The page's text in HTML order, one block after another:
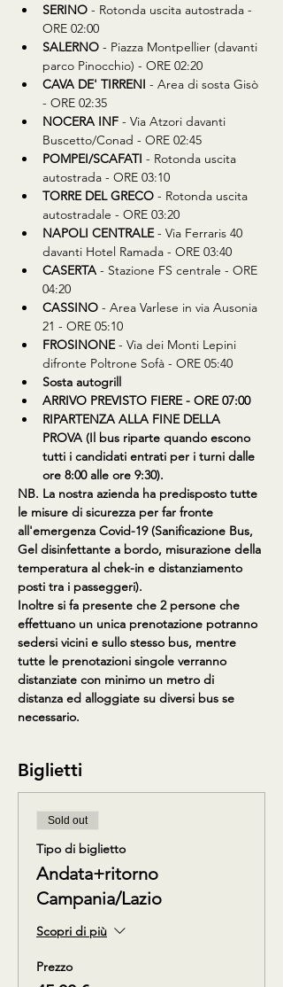
SERINO - Rotonda uscita autostrada -
ORE 02:00
SALERNO - Piazza Montpellier (davanti
parco Pinocchio) - ORE 02:20
CAVA DE' TIRRENI - Area di sosta Gisò
- ORE 02:35
NOCERA INF - Via Atzori davanti
Buscetto/Conad - ORE 02:45
POMPEI/SCAFATI - Rotonda uscita
autostrada - ORE 03:10
TORRE DEL GRECO - Rotonda uscita
autostradale - ORE 03:20
NAPOLI CENTRALE - Via Ferraris 40
davanti Hotel Ramada - ORE 03:40
CASERTA - Stazione FS centrale - ORE
04:20
CASSINO - Area Varlese in via Ausonia
21 - ORE 05:10
FROSINONE - Via dei Monti Lepini
difronte Poltrone Sofà - ORE 05:40
Sosta autogrill
ARRIVO PREVISTO FIERE - ORE 07:00
RIPARTENZA ALLA FINE DELLA
PROVA (Il bus riparte quando escono
tutti i candidati entrati per i turni dalle
ore 8:00 alle ore 9:30).
NB. La nostra azienda ha predisposto tutte
le misure di sicurezza per far fronte
all'emergenza Covid-19 (Sanificazione Bus,
Gel disinfettante a bordo, misurazione della
temperatura al chek-in e distanziamento
posti tra i passeggeri).
Inoltre si fa presente che 2 persone che
effettuano un unica prenotazione potranno
sedersi vicini e sullo stesso bus, mentre
tutte le prenotazioni singole verranno
distanziate con minimo un metro di
distanza ed alloggiate su diversi bus se
necessario.
Biglietti
Sold out
Tipo di biglietto
Andata+ritorno
Campania/Lazio
Scopri di più
Prezzo